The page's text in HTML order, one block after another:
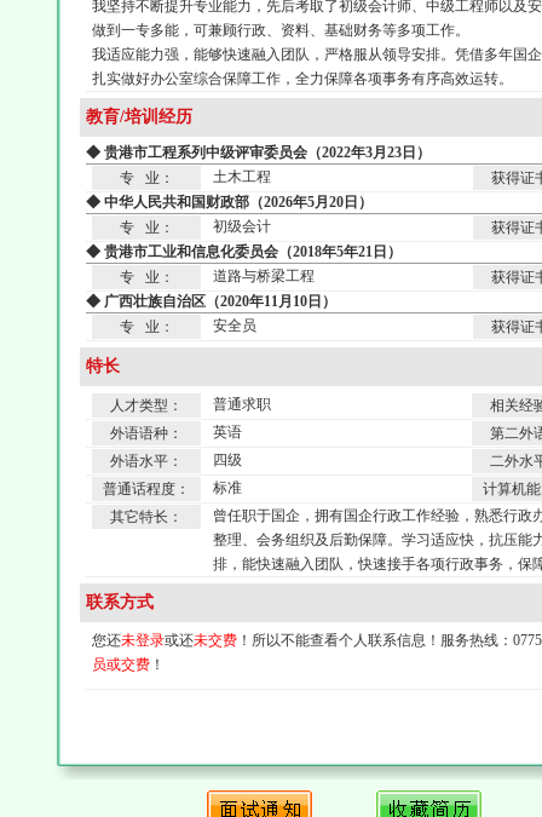
我坚持不断提升专业能力，先后考取了初级会计师、中级工程师以及
做到一专多能，可兼顾行政、资料、基础财务等多项工作。
我适应能力强，能够快速融入团队，严格服从领导安排。凭借多年国
扎实做好办公室综合保障工作，全力保障各项事务有序高效运转。
教育/培训经历
◆ 贵港市工程系列中级评审委员会（2022年3月23日）
专 业：
土木工程
获得证
◆ 中华人民共和国财政部（2026年5月20日）
专 业：
初级会计
获得证
◆ 贵港市工业和信息化委员会（2018年5年21日）
专 业：
道路与桥梁工程
获得证
◆ 广西壮族自治区（2020年11月10日）
专 业：
安全员 获得证
特长
人才类型： 普通求职
相关经
外语语种：
英语
第二外
外语水平：
四级
二外水
普通话程度：
标准
计算机
其它特长：
曾任职于国企，拥有国企行政工作经验，熟悉行
整理、会务组织及后勤保障。学习适应快，抗压
排，能快速融入团队，快速接手各项行政事务，保
联系方式
您还未登录或还未交费 ！所以不能查看个人联系信息！服务热线：
员或交费 ！